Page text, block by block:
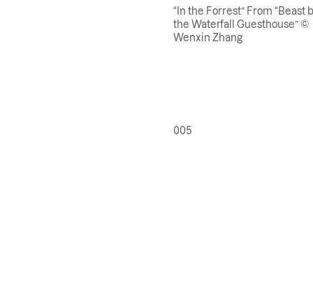
“In the Forrest” From “Beast
the Waterfall Guesthouse” ©
Wenxin Zhang
005